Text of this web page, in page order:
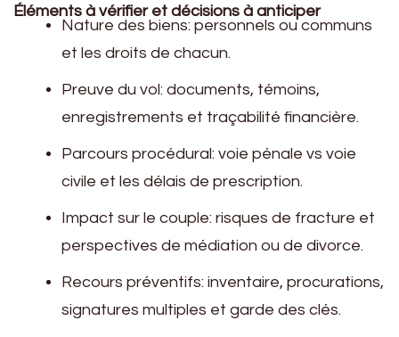
Éléments à vérifier et décisions à anticiper
Nature des biens: personnels ou communs
et les droits de chacun.
Preuve du vol: documents, témoins,
enregistrements et traçabilité financière.
Parcours procédural: voie pénale vs voie
civile et les délais de prescription.
Impact sur le couple: risques de fracture et
perspectives de médiation ou de divorce.
Recours préventifs: inventaire, procurations,
signatures multiples et garde des clés.